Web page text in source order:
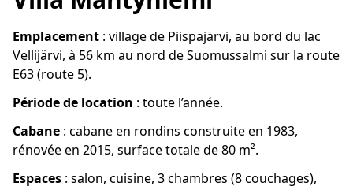
Emplacement : village de Piispajärvi, au bord du lac
Vellijärvi, à 56 km au nord de Suomussalmi sur la route
E63 (route 5).
Période de location : toute l’année.
Cabane : cabane en rondins construite en 1983,
rénovée en 2015, surface totale de 80 m².
Espaces : salon, cuisine, 3 chambres (8 couchages),